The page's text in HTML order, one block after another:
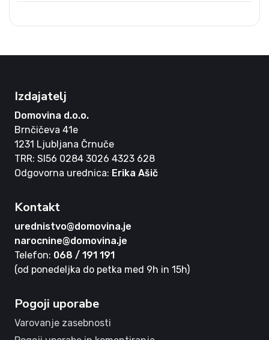
Izdajatelj
Domovina d.o.o.
Brnčičeva 41e
1231 Ljubljana Črnuče
TRR: SI56 0284 3026 4323 628
Odgovorna urednica: Erika Ašič
Kontakt
urednistvo@domovina.je
narocnine@domovina.je
Telefon: 068 / 191 191
(od ponedeljka do petka med 9h in 15h)
Pogoji uporabe
Varovanje zasebnosti